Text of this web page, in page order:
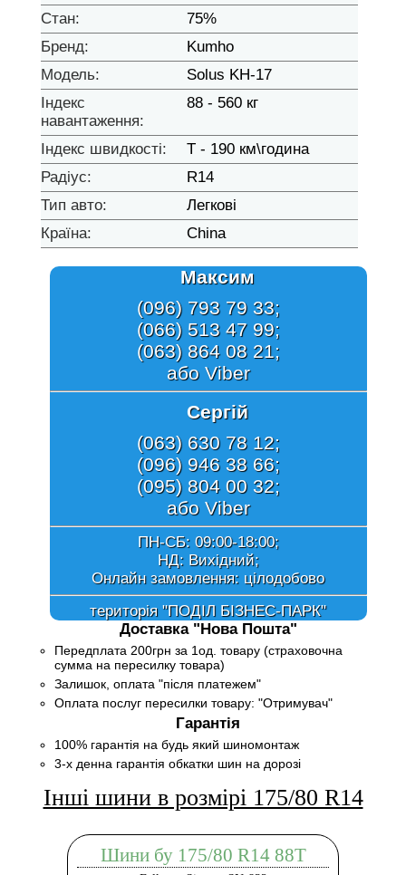
Стан:
75%
Бренд:
Kumho
Модель:
Solus KH-17
Індекс
навантаження:
88 - 560 кг
Індекс швидкості:
T - 190 км\година
Радіус:
R14
Тип авто:
Легкові
Країна:
China
Максим
(096) 793 79 33;
(066) 513 47 99;
(063) 864 08 21;
або Viber
Сергій
(063) 630 78 12;
(096) 946 38 66;
(095) 804 00 32;
або Viber
ПН-СБ: 09:00-18:00;
НД: Вихідний;
Онлайн замовлення: цілодобово
територія "ПОДІЛ БІЗНЕС-ПАРК"
Доставка "Нова Пошта"
Передплата 200грн за 1од. товару (страховочна
сумма на пересилку товара)
Залишок, оплата "після платежем"
Оплата послуг пересилки товару: "Отримувач"
Гарантія
100% гарантія на будь який шиномонтаж
3-х денна гарантія обкатки шин на дорозі
Інші шини в розмірі 175/80 R14
Шини бу 175/80 R14 88T